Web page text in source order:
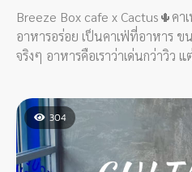
Breeze Box cafe x Cactus🌵ค
อาหารอร่อย เป็นคาเฟ่ที่อาหาร ข
จริงๆ อาหารคือเราว่าเด่นกว่าวิว
ชุดสีอะไรมาก็เข้า
304